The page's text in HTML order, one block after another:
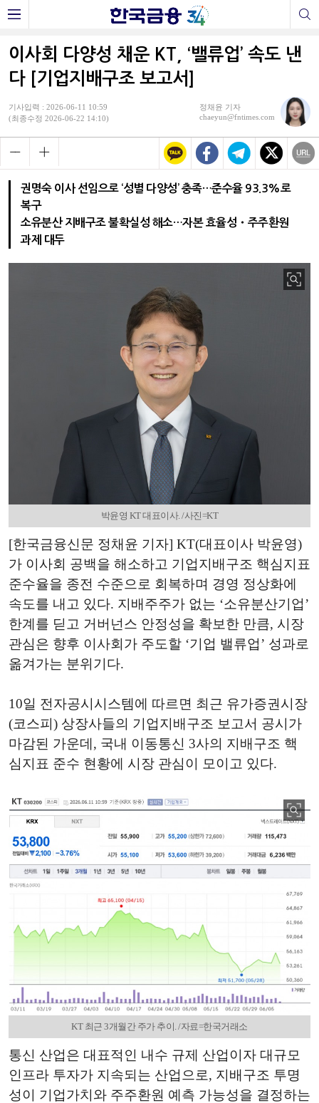
이사회 다양성 채운 KT, ‘밸류업’ 속도 낸
다 [기업지배구조 보고서]
기사입력 : 2026-06-11 10:59
(최종수정 2026-06-22 14:10)
정채윤 기자
chaeyun@fntimes.com
권명숙 이사 선임으로 ‘성별 다양성’ 충족…준수율 93.3%로
복구
소유분산 지배구조 불확실성 해소…자본 효율성・주주환원
과제 대두
박윤영 KT 대표이사. /사진=KT
[한국금융신문 정채윤 기자] KT(대표이사 박윤영)
가 이사회 공백을 해소하고 기업지배구조 핵심지표
준수율을 종전 수준으로 회복하며 경영 정상화에
속도를 내고 있다. 지배주주가 없는 ‘소유분산기업’
한계를 딛고 거버넌스 안정성을 확보한 만큼, 시장
관심은 향후 이사회가 주도할 ‘기업 밸류업’ 성과로
옮겨가는 분위기다.
10일 전자공시시스템에 따르면 최근 유가증권시장
(코스피) 상장사들의 기업지배구조 보고서 공시가
마감된 가운데, 국내 이동통신 3사의 지배구조 핵
심지표 준수 현황에 시장 관심이 모이고 있다.
KT 최근 3개월간 주가 추이. /자료=한국거래소
통신 산업은 대표적인 내수 규제 산업이자 대규모
인프라 투자가 지속되는 산업으로, 지배구조 투명
성이 기업가치와 주주환원 예측 가능성을 결정하는